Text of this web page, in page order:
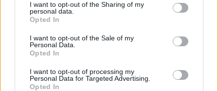
not limited to your visit or usage behaviour. You may click to
grant or deny consent to Google and its third-party tags to
use your data for below specified purposes in below Google
consent section.
I want to opt-out of the Sharing of my
personal data.
Opted In
I want to opt-out of the Sale of my
Personal Data.
Opted In
I want to opt-out of processing my
Personal Data for Targeted Advertising.
Opted In